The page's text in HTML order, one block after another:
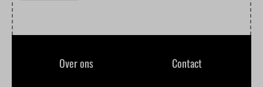
Over ons Contact